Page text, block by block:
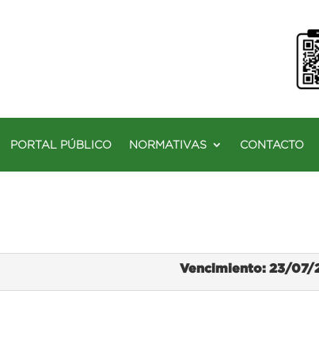
PORTAL PÚBLICO NORMATIVAS CONTACTO
Vencimiento: 23/07/